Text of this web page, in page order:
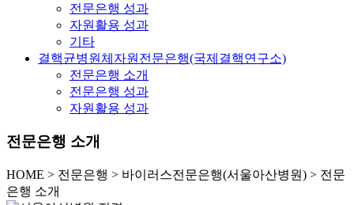
전문은행 성과
자원활용 성과
기타
결핵균병원체자원전문은행(국제결핵연구소)
전문은행 소개
전문은행 성과
자원활용 성과
전문은행 소개
HOME > 전문은행 > 바이러스전문은행(서울아산병원) > 전문
은행 소개